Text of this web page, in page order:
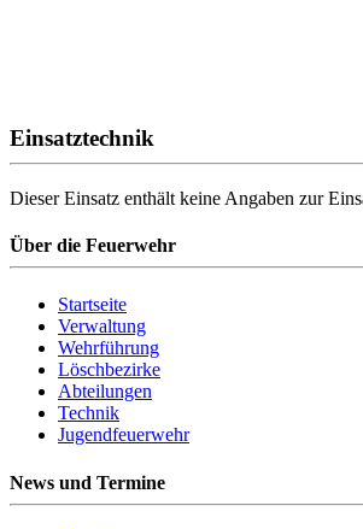
Einsatztechnik
Dieser Einsatz enthält keine Angaben zur
Über die Feuerwehr
Startseite
Verwaltung
Wehrführung
Löschbezirke
Abteilungen
Technik
Jugendfeuerwehr
News und Termine